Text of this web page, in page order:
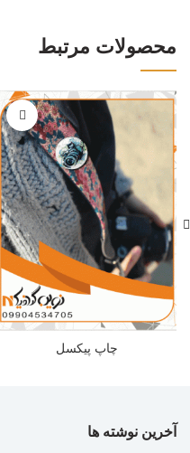
محصولات مرتبط
چاپ پیکسل
آخرین نوشته ها